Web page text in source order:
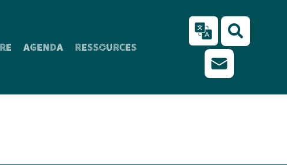
AGENDA RESSOURCES